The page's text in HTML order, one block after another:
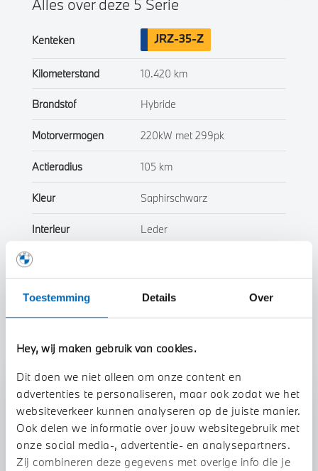
Toestemming Details Over
Hey, wij maken gebruik van cookies.
Dit doen we niet alleen om onze content en
advertenties te personaliseren, maar ook zodat we het
websiteverkeer kunnen analyseren op de juiste manier.
Ook delen we informatie over jouw websitegebruik met
onze social media-, advertentie- en analysepartners.
Zij combineren deze gegevens met overige info die je
Uw auto inruilen?
Alles over deze 5 Serie
Kenteken JRZ-35-Z
Kilometerstand 10.420 km
Brandstof Hybride
Motorvermogen 220kW met 299pk
Actieradius 105 km
Kleur Saphirschwarz
Interieur Leder
Btw/Marge
Toon alle eigenschappen